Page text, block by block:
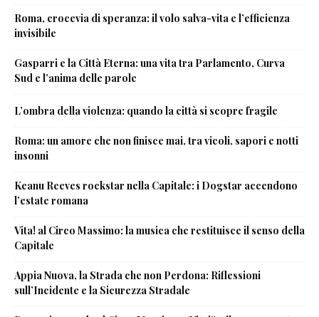
Roma, crocevia di speranza: il volo salva-vita e l’efficienza
invisibile
Gasparri e la Città Eterna: una vita tra Parlamento, Curva
Sud e l’anima delle parole
L’ombra della violenza: quando la città si scopre fragile
Roma: un amore che non finisce mai, tra vicoli, sapori e notti
insonni
Keanu Reeves rockstar nella Capitale: i Dogstar accendono
l’estate romana
Vita! al Circo Massimo: la musica che restituisce il senso della
Capitale
Appia Nuova, la Strada che non Perdona: Riflessioni
sull’Incidente e la Sicurezza Stradale